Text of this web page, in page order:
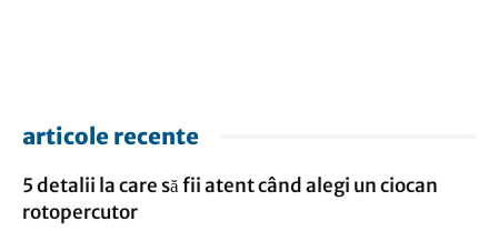
articole recente
5 detalii la care să fii atent când alegi un ciocan
rotopercutor